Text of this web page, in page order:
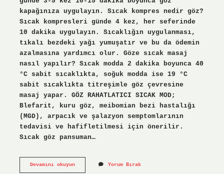
kapağınıza uygulayın. Sıcak kompres nedir göz?
Sıcak kompresleri günde 4 kez, her seferinde
10 dakika uygulayın. Sıcaklığın uygulanması,
tıkalı bezdeki yağı yumuşatır ve bu da ödemin
azalmasına yardımcı olur. Göze sıcak masaj
nasıl yapılır? Sıcak modda 2 dakika boyunca 40
°C sabit sıcaklıkta, soğuk modda ise 19 °C
sabit sıcaklıkta titreşimle göz çevresine
masaj yapar. GÖZ RAHATLATICI SICAK MOD;
Blefarit, kuru göz, meibomian bezi hastalığı
(MGD), arpacık ve şalazyon semptomlarının
tedavisi ve hafifletilmesi için önerilir.
Sıcak göz pansuman…
Devamını okuyunGöze
Yorum Bırak